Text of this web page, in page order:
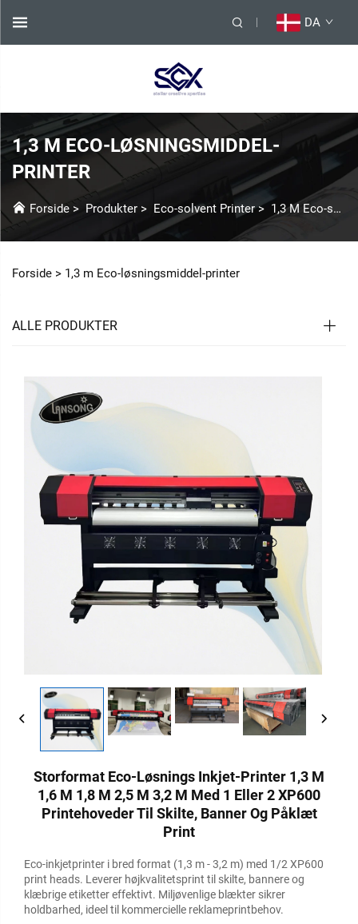
DA
1,3 M ECO-LØSNINGSMIDDEL-
PRINTER
Forside > Produkter > Eco-solvent Printer> 1,3 M Eco-solvent Printer
Forside > 1,3 m Eco-løsningsmiddel-printer
ALLE PRODUKTER
Storformat Eco-Løsnings Inkjet-Printer 1,3 M
1,6 M 1,8 M 2,5 M 3,2 M Med 1 Eller 2 XP600
Printehoveder Til Skilte, Banner Og Påklæt
Print
Eco-inkjetprinter i bred format (1,3 m - 3,2 m) med 1/2 XP600
print heads. Leverer højkvalitetsprint til skilte, bannere og
klæbrige etiketter effektivt. Miljøvenlige blækter sikrer
holdbarhed, ideel til kommercielle reklameprintbehov.